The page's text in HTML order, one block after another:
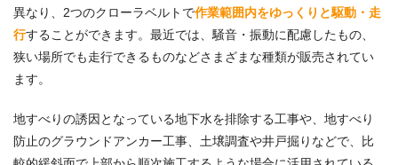
異なり、2つのクローラベルトで作業範囲内をゆっくりと駆動・走
行することができます。最近では、騒音・振動に配慮したもの、
狭い場所でも走行できるものなどさまざまな種類が販売されてい
ます。
地すべりの誘因となっている地下水を排除する工事や、地すべり
防止のグラウンドアンカー工事、土壌調査や井戸掘りなどで、比